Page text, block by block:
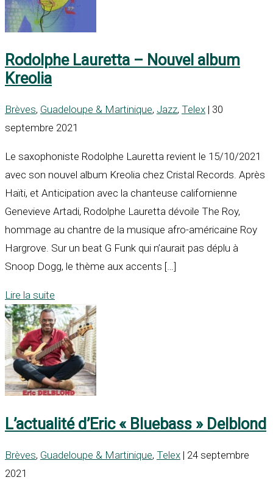
Rodolphe Lauretta – Nouvel album
Kreolia
Brèves, Guadeloupe & Martinique, Jazz, Telex | 30
septembre 2021
Le saxophoniste Rodolphe Lauretta revient le 15/10/2021
avec son nouvel album Kreolia chez Cristal Records. Après
Haïti, et Anticipation avec la chanteuse californienne
Genevieve Artadi, Rodolphe Lauretta dévoile The Roy,
hommage au chantre de la musique afro-américaine Roy
Hargrove. Sur un beat G Funk qui n’aurait pas déplu à
Snoop Dogg, le thème aux accents […]
Lire la suite
L’actualité d’Eric « Bluebass » Delblond
Brèves, Guadeloupe & Martinique, Telex | 24 septembre
2021